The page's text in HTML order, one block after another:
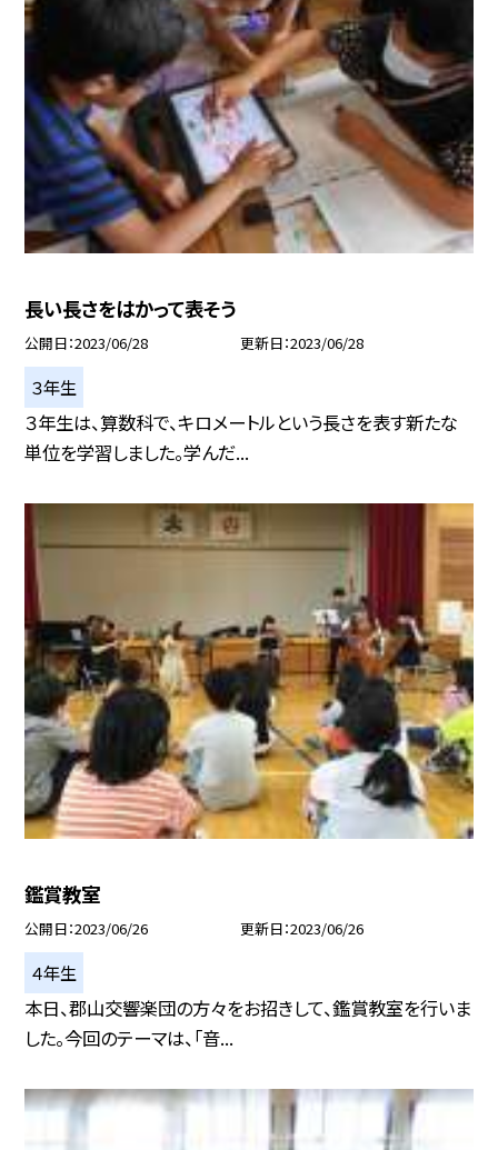
長い長さをはかって表そう
公開日 2023/06/28 更新日 2023/06/28
３年生
３年生は、算数科で、キロメートルという長さを表す新たな
単位を学習しました。学んだ...
鑑賞教室
公開日 2023/06/26 更新日 2023/06/26
４年生
本日、郡山交響楽団の方々をお招きして、鑑賞教室を行いま
した。今回のテーマは、「音...